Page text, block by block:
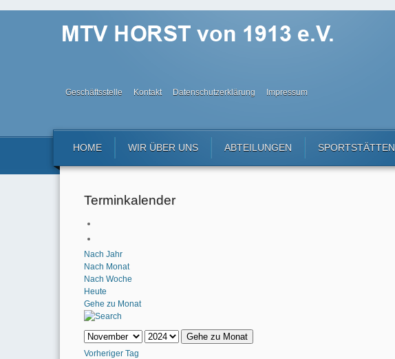
Geschäftsstelle Kontakt Datenschutzerklärung Impressum
HOME WIR ÜBER UNS ABTEILUNGEN SPORTSTÄTTEN
Terminkalender
Nach Jahr
Nach Monat
Nach Woche
Heute
Gehe zu Monat
Gehe zu Monat
Vorheriger Tag